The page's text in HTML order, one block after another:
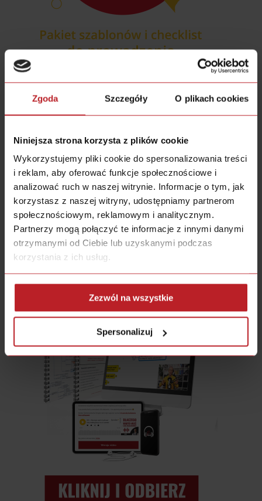
Zgoda Szczegóły O plikach cookies
Niniejsza strona korzysta z plików cookie
Wykorzystujemy pliki cookie do spersonalizowania treści
i reklam, aby oferować funkcje społecznościowe i
analizować ruch w naszej witrynie. Informacje o tym, jak
korzystasz z naszej witryny, udostępniamy partnerom
społecznościowym, reklamowym i analitycznym.
Partnerzy mogą połączyć te informacje z innymi danymi
otrzymanymi od Ciebie lub uzyskanymi podczas
korzystania z ich usług.
Zezwól na wszystkie
Spersonalizuj